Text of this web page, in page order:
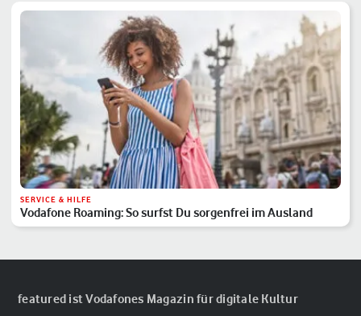
SERVICE & HILFE
Vodafone Roaming: So surfst Du sorgenfrei im Ausland
featured ist Vodafones Magazin für digitale Kultur